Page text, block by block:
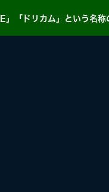
「ドリカム」 という名称